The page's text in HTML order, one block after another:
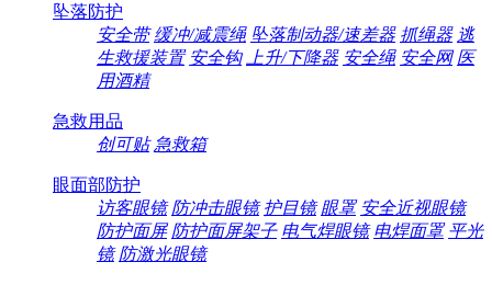
坠落防护
安全带 缓冲/减震绳 坠落制动器/速差器 抓绳器 逃
生救援装置 安全钩 上升/下降器 安全绳 安全网 医
用酒精
急救用品
创可贴 急救箱
眼面部防护
访客眼镜 防冲击眼镜 护目镜 眼罩 安全近视眼镜
防护面屏 防护面屏架子 电气焊眼镜 电焊面罩 平光
镜 防激光眼镜